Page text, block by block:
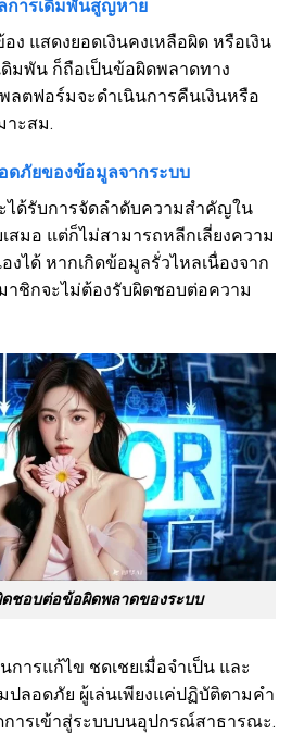
การเดิมพันสูญหาย
แสดงยอดเงินคงเหลือผิด หรือเงิน
มพัน ก็ถือเป็นข้อผิดพลาดทาง
ลตฟอร์มจะดำเนินการคืนเงินหรือ
าะสม.
ดภัยของข้อมูลจากระบบ
ด้รับการจัดลำดับความสำคัญใน
สมอ แต่ก็ไม่สามารถหลีกเลี่ยงความ
งได้ หากเกิดข้อมูลรั่วไหลเนื่องจาก
ชิกจะไม่ต้องรับผิดชอบต่อความ
ดชอบต่อข้อผิดพลาดของระบบ
ารแก้ไข ชดเชยเมื่อจำเป็น และ
ปลอดภัย ผู้เล่นเพียงแค่ปฏิบัติตามคำ
ารเข้าสู่ระบบบนอุปกรณ์สาธารณะ.